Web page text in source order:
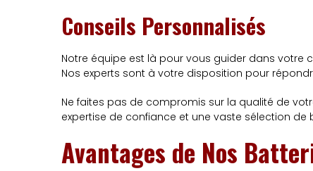
Conseils Personnalisés
Notre équipe est là pour vous guider dans votre
Nos experts sont à votre disposition pour
Ne faites pas de compromis sur la qualité de
expertise de confiance et une vaste sélection de
Avantages de Nos